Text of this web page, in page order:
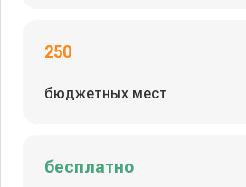
250
бюджетных мест
бесплатно